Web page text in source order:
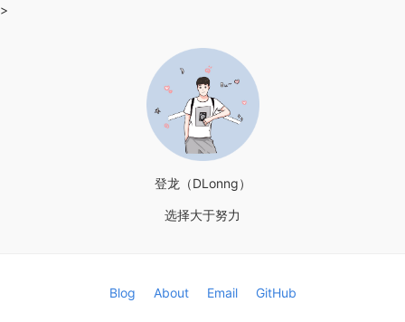
>
登龙（DLonng）
选择大于努力
Blog About Email GitHub